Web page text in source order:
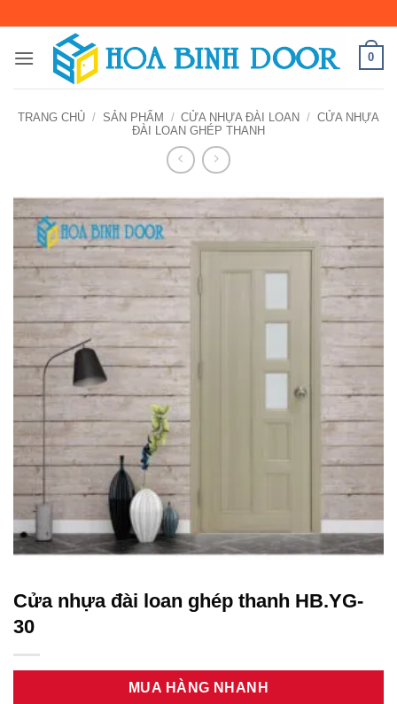
nội
0
TRANG CHỦ / SẢN PHẨM / CỬA NHỰA ĐÀI LOAN / CỬA NHỰA
ĐÀI LOAN GHÉP THANH
Cửa nhựa đài loan ghép thanh HB.YG-
30
MUA HÀNG NHANH